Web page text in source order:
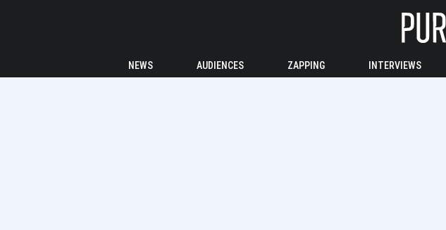
NEWS AUDIENCES ZAPPING INTERVIEWS